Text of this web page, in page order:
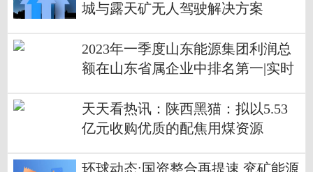
城与露天矿无人驾驶解决方案
2023年一季度山东能源集团利润总
额在山东省属企业中排名第一|实时
天天看热讯：陕西黑猫：拟以5.53
亿元收购优质的配焦用煤资源
环球动态:国资整合再提速 兖矿能源